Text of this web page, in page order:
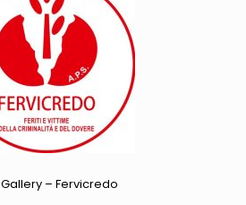
Gallery – Fervicredo